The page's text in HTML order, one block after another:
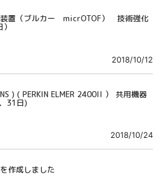
装置（ブルカー micrOTOF） 技術強化
2018/10/12
) ( PERKIN ELMER 2400II ） 共用機器
31日)
2018/10/24
作成しました